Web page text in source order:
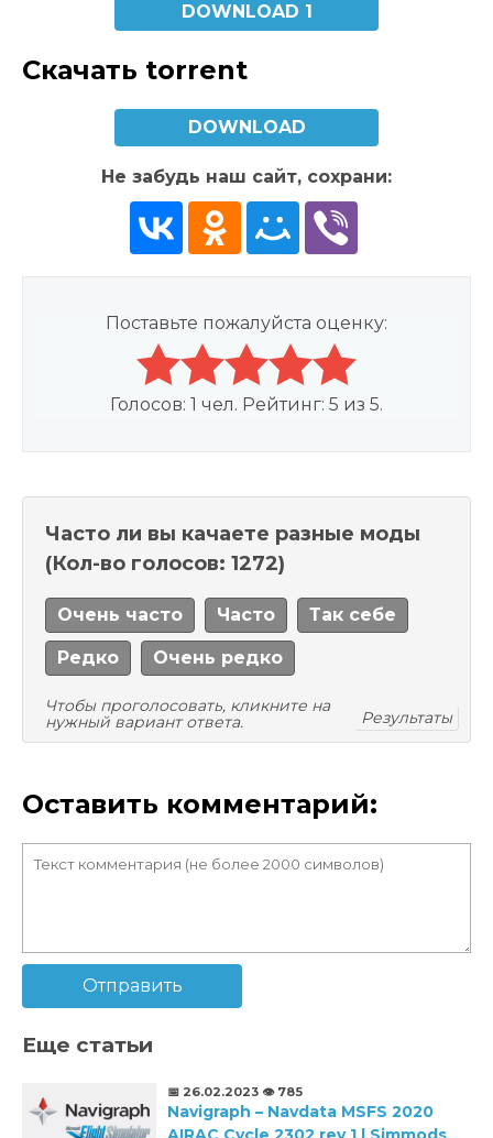
DOWNLOAD 1
Скачать torrent
DOWNLOAD
Не забудь наш сайт, сохрани:
Поставьте пожалуйста оценку:
Голосов: 1 чел. Рейтинг: 5 из 5.
Часто ли вы качаете разные моды
(Кол-во голосов: 1272)
Очень часто Часто Так себе
Редко Очень редко
Чтобы проголосовать, кликните на
нужный вариант ответа.
Результаты
Оставить комментарий:
Отправить
Еще статьи
📅 26.02.2023 👁️ 785
Navigraph – Navdata MSFS 2020